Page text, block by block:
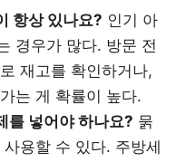
항상 있나요? 인기 아
경우가 많다. 방문 전
재고를 확인하거나,
는 게 확률이 높다.
를 넣어야 하나요? 묽
용할 수 있다. 주방세